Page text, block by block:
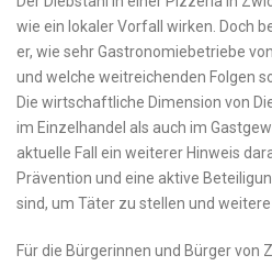
wie ein lokaler Vorfall wirken. Doch
er, wie sehr Gastronomiebetriebe
und welche weitreichenden Folgen
Die wirtschaftliche Dimension von
im Einzelhandel als auch im
aktuelle Fall ein weiterer Hinweis
Prävention und eine aktive
sind, um Täter zu stellen und
Für die Bürgerinnen und Bürger von